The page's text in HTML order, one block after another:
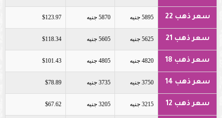
سعر ذهب 22 5895 جنيه 5870 جنيه $123.97
سعر ذهب 21 5625 جنيه 5605 جنيه $118.34
سعر ذهب 18 4820 جنيه 4805 جنيه $101.43
سعر ذهب 14 3750 جنيه 3735 جنيه $78.89
سعر ذهب 12 3215 جنيه 3205 جنيه $67.62